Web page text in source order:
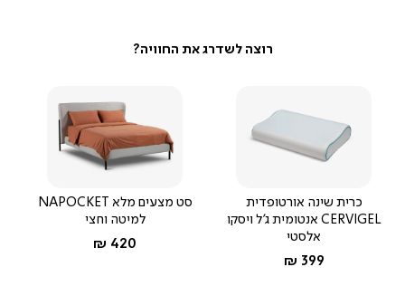
כרית שינה אורטופדית
CERVIGEL אנטומית ג'ל ויסקו
אלסטי
החל מ-
399 ₪
סט מצעים מלא NAPOCKET
למיטה וחצי
החל מ-
420 ₪